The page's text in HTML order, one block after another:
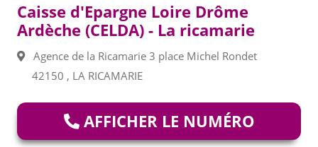
Caisse d'Epargne Loire Drôme
Ardèche (CELDA) - La ricamarie
Agence de la Ricamarie 3 place Michel Rondet
42150 , LA RICAMARIE
AFFICHER LE NUMÉRO